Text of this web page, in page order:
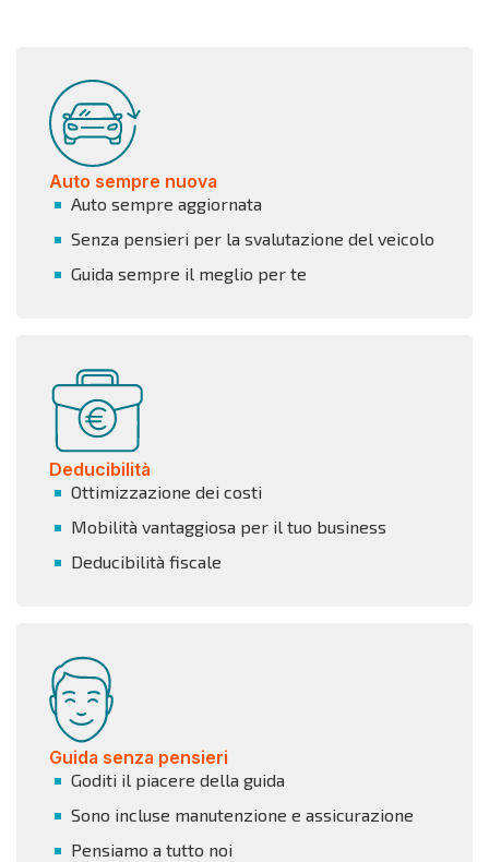
Auto sempre nuova
Auto sempre aggiornata
Senza pensieri per la svalutazione del veicolo
Guida sempre il meglio per te
Deducibilità
Ottimizzazione dei costi
Mobilità vantaggiosa per il tuo business
Deducibilità fiscale
Guida senza pensieri
Goditi il piacere della guida
Sono incluse manutenzione e assicurazione
Pensiamo a tutto noi